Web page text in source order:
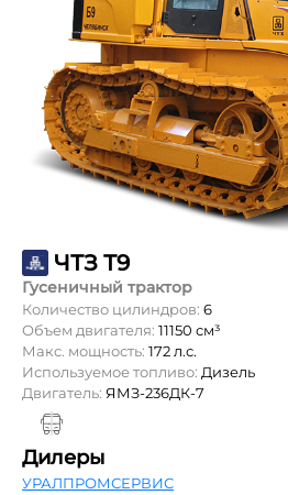
ЧТЗ Т9
Гусеничный трактор
Количество цилиндров: 6
Объем двигателя: 11150 см³
Макс. мощность: 172 л.с.
Используемое топливо: Дизель
Двигатель: ЯМЗ-236ДК-7
Дилеры
УРАЛПРОМСЕРВИС